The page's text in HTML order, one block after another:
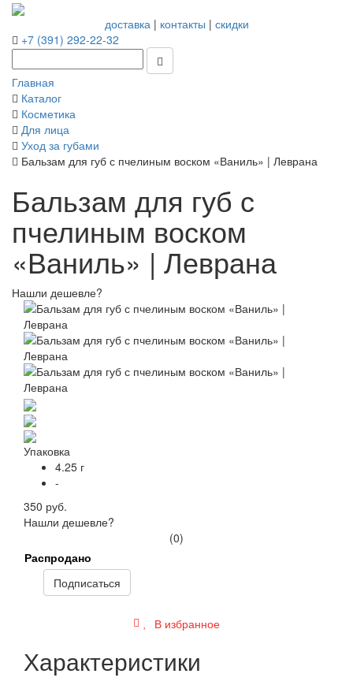
доставка| контакты | скидки
+7 (391) 292-22-32
Главная
Каталог
Косметика
Для лица
Уход за губами
Бальзам для губ с пчелиным воском «Ваниль» | Леврана
Бальзам для губ с
пчелиным воском
«Ваниль» | Леврана
Нашли дешевле?
Упаковка
4.25 г
-
350 руб.
Нашли дешевле?
(0)
Распродано
Подписаться
В избранное
Характеристики